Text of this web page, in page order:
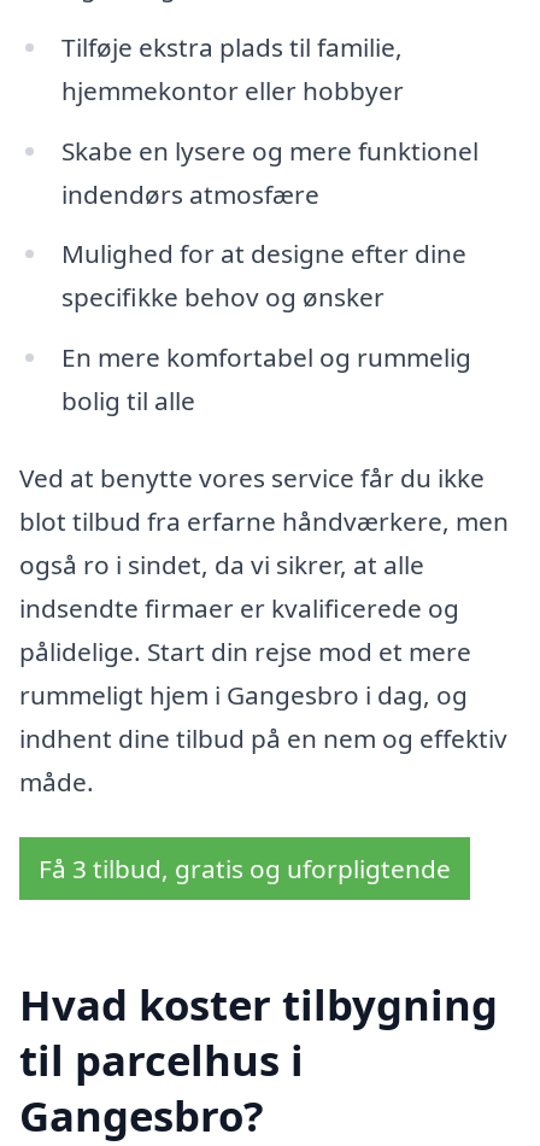
Tilføje ekstra plads til familie,
hjemmekontor eller hobbyer
Skabe en lysere og mere funktionel
indendørs atmosfære
Mulighed for at designe efter dine
specifikke behov og ønsker
En mere komfortabel og rummelig
bolig til alle
Ved at benytte vores service får du ikke
blot tilbud fra erfarne håndværkere, men
også ro i sindet, da vi sikrer, at alle
indsendte firmaer er kvalificerede og
pålidelige. Start din rejse mod et mere
rummeligt hjem i Gangesbro i dag, og
indhent dine tilbud på en nem og effektiv
måde.
Få 3 tilbud, gratis og uforpligtende
Hvad koster tilbygning
til parcelhus i
Gangesbro?